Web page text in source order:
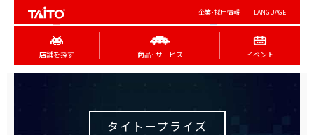
企業･採用情報 LANGUAGE
店舗を探す 商品･サービス イベント
タイトープライズ